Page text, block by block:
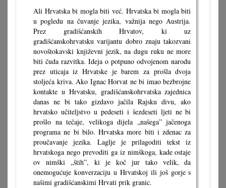
Ali Hrvatska bi mogla biti već. Hrvatska bi mogla biti
u pogledu na čuvanje jezika, važnija nego Austrija.
Prez gradišćanskih Hrvatov, ki uz
gradišćanskohrvatsku varijantu dobro znaju takozvani
novoštokavski književni jezik, na dugu ruku ne more
biti čuda razvitka. Ideja o potpuno odvojenom narodu
prez uticaja iz Hrvatske je barem za prošla dvoja
stoljeća kriva. Ako Ignac Horvat ne bi imao bezbrojne
kontakte u Hrvatsku, gradišćanskohrvatska zajednica
danas ne bi tako gizdavo jačila Rajsku divu, ako
hrvatsko učiteljstvo u pedeseti i šezdeseti ljeti ne bi
prošlo na tečaje, velikoga dijela „našega” jačenoga
programa ne bi bilo. Hrvatska more biti i zdenac za
proučavanje jezika. Laglje je prilagoditi tekst iz
hrvatskoga nego prevoditi ga iz nimškoga, kade ostaje
ov nimški „štih”, ki je koč jur tako velik, da
onemogućuje konverzaciju u Hrvatskoj ili još gorje s
našimi gradišćanskimi Hrvati prik granic.